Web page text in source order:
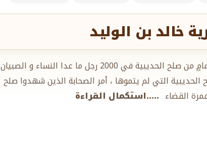
خالد بن الوليد
خرج النبي صلّ الله عليه وسلم بعد عامٍ من صلح الحديبية في 2000 رجل ما عدا النساء و الصبيان
التي لم يتموها ، أمر الصحابة الذين شهدوا صلح
القضاء .....استكمال القراءة